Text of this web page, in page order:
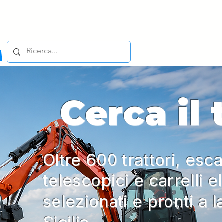
Oltre 600 trattori,
telescopici e carrelli
selezionati e pronti a
Cerca il